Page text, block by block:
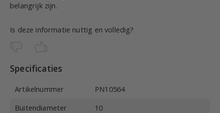
belangrijk zijn.
Is deze informatie nuttig en volledig?
Specificaties
Artikelnummer
PN10564
Buitendiameter
10